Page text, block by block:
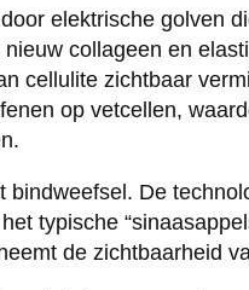
elektrische golven
collageen en
cellulite zichtbaar
op vetcellen,
De
typische
de zichtbaarheid